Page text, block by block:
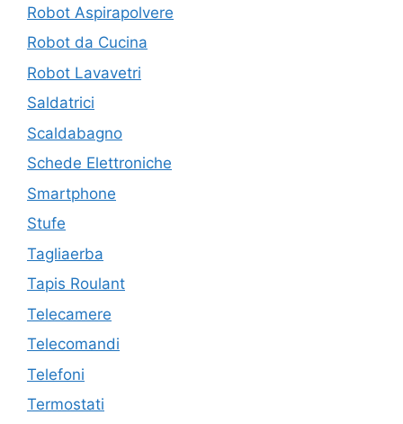
Robot Aspirapolvere
Robot da Cucina
Robot Lavavetri
Saldatrici
Scaldabagno
Schede Elettroniche
Smartphone
Stufe
Tagliaerba
Tapis Roulant
Telecamere
Telecomandi
Telefoni
Termostati